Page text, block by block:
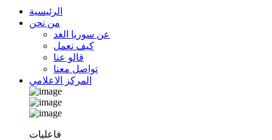
الرئيسية
من نحن
عن سوريا الغد
كيف نعمل
قالو عنا
تواصل معنا
المركز الاعلامي
فاعليات